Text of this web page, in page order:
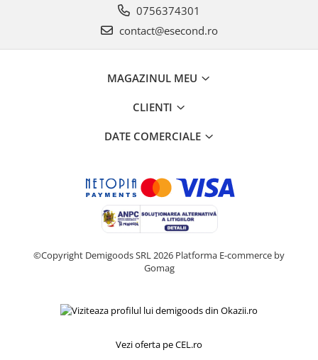
Sporturi de interior
Audio HI-FI & Profesionale
0756374301
contact@esecond.ro
MAGAZINUL MEU
CLIENTI
DATE COMERCIALE
©Copyright Demigoods SRL 2026 Platforma E-commerce by
Gomag
Vezi oferta pe CEL.ro